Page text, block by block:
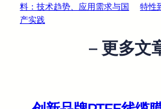
料：技术趋势、应用需求与国
产实践
特性
– 更多文